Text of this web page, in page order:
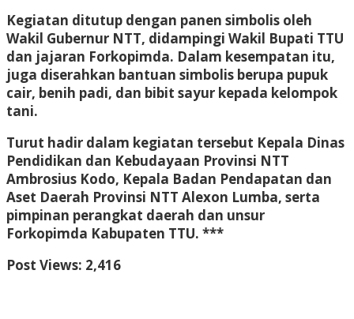
Kegiatan ditutup dengan panen simbolis oleh
Wakil Gubernur NTT, didampingi Wakil Bupati TTU
dan jajaran Forkopimda. Dalam kesempatan itu,
juga diserahkan bantuan simbolis berupa pupuk
cair, benih padi, dan bibit sayur kepada kelompok
tani.
Turut hadir dalam kegiatan tersebut Kepala Dinas
Pendidikan dan Kebudayaan Provinsi NTT
Ambrosius Kodo, Kepala Badan Pendapatan dan
Aset Daerah Provinsi NTT Alexon Lumba, serta
pimpinan perangkat daerah dan unsur
Forkopimda Kabupaten TTU. ***
Post Views: 2,416